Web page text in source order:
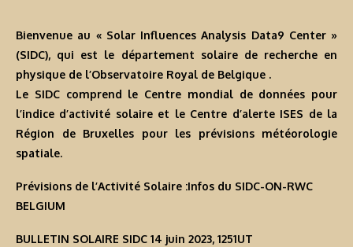
Bienvenue au « Solar Influences Analysis Data9 Center »
(SIDC), qui est le département solaire de recherche en
physique de l’Observatoire Royal de Belgique .
Le SIDC comprend le Centre mondial de données pour
l’indice d’activité solaire et le Centre d’alerte ISES de la
Région de Bruxelles pour les prévisions météorologie
spatiale.
Prévisions de l’Activité Solaire :Infos du SIDC-ON-RWC
BELGIUM
BULLETIN SOLAIRE SIDC 14 juin 2023, 1251UT